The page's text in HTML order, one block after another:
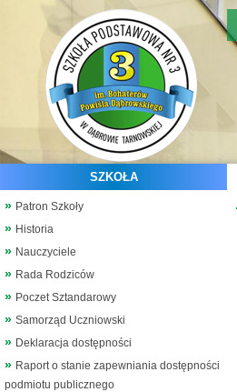
SZKOŁA
Patron Szkoły
Historia
Nauczyciele
Rada Rodziców
Poczet Sztandarowy
Samorząd Uczniowski
Deklaracja dostępności
Raport o stanie zapewniania dostępności
podmiotu publicznego